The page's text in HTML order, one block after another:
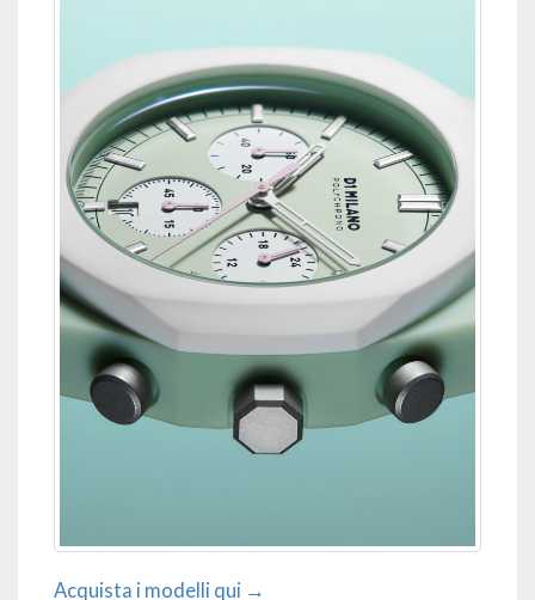
Acquista i modelli qui →